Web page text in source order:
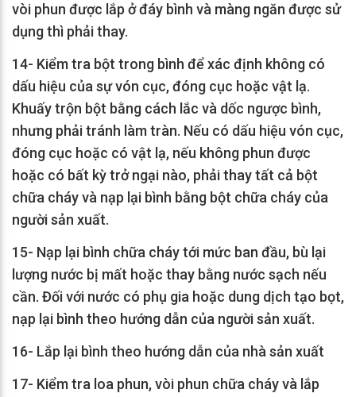
vòi phun được lắp ở đáy bình và màng ngăn được sử
dụng thì phải thay.
14- Kiểm tra bột trong bình để xác định không có
dấu hiệu của sự vón cục, đóng cục hoặc vật lạ.
Khuấy trộn bột bằng cách lắc và dốc ngược bình,
nhưng phải tránh làm tràn. Nếu có dấu hiệu vón cục,
đóng cục hoặc có vật lạ, nếu không phun được
hoặc có bất kỳ trở ngại nào, phải thay tất cả bột
chữa cháy và nạp lại bình bằng bột chữa cháy của
người sản xuất.
15- Nạp lại bình chữa cháy tới mức ban đầu, bù lại
lượng nước bị mất hoặc thay bằng nước sạch nếu
cần. Đối với nước có phụ gia hoặc dung dịch tạo bọt,
nạp lại bình theo hướng dẫn của người sản xuất.
16- Lắp lại bình theo hướng dẫn của nhà sản xuất
17- Kiểm tra loa phun, vòi phun chữa cháy và lắp